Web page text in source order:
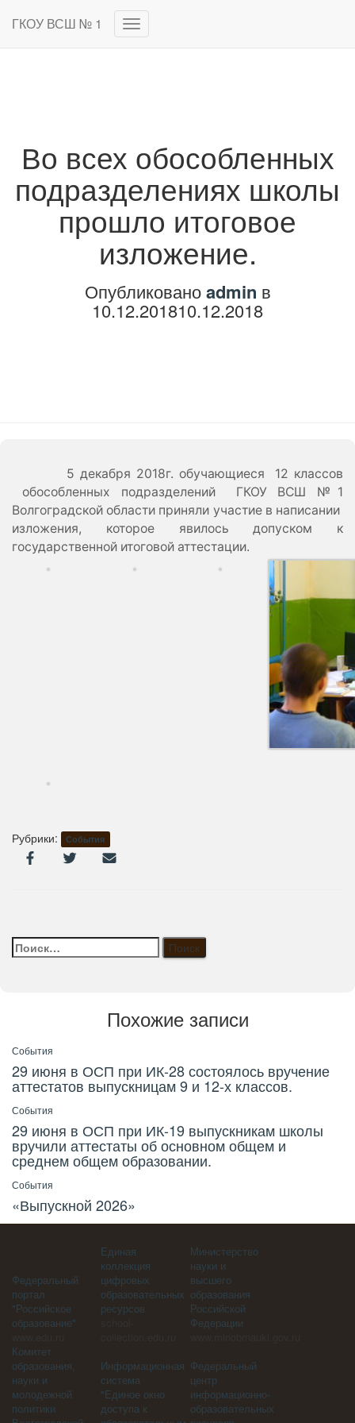
ГКОУ ВСШ № 1
Переключить
навигацию
Во всех обособленных
подразделениях школы
прошло итоговое
изложение.
Опубликованоadmin в
10.12.201810.12.2018
5 декабря 2018г. обучающиеся 12 классов
обособленных подразделений ГКОУ ВСШ №1
Волгоградской области приняли участие в написании
изложения, которое явилось допуском к
государственной итоговой аттестации.
Рубрики: События
Найти:
Похожие записи
События
29 июня в ОСП при ИК-28 состоялось вручение
аттестатов выпускницам 9 и 12-х классов.
События
29 июня в ОСП при ИК-19 выпускникам школы
вручили аттестаты об основном общем и
среднем общем образовании.
События
«Выпускной 2026»
Федеральный
портал
"Российское
образование"
Единая
коллекция
цифровых
образовательных
ресурсов
Министерство
науки и
высшего
образования
Российской
Федерации
Комитет
образования,
науки и
молодежной
политики
Информационная
система
"Единое окно
доступа к
Федеральный
центр
информационно-
образовательных